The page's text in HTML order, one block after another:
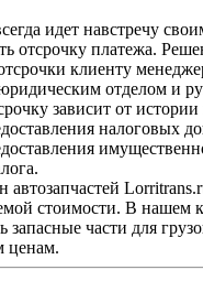
идет навстречу
отсрочку платежа.
клиенту
отделом и
зависит от
налоговых
автозапчастей
стоимости. В нашем
запасные части для
ценам.